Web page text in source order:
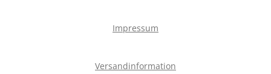
Impressum
Versandinformation